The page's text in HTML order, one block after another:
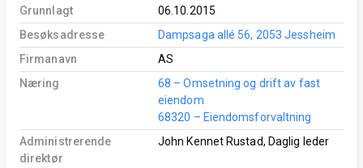
Grunnlagt
06.10.2015
Besøksadresse
Dampsaga allé 56, 2053 Jessheim
Firmanavn
AS
Næring
68 – Omsetning og drift av fast
eiendom
68320 – Eiendomsforvaltning
Administrerende
direktør
John Kennet Rustad, Daglig leder